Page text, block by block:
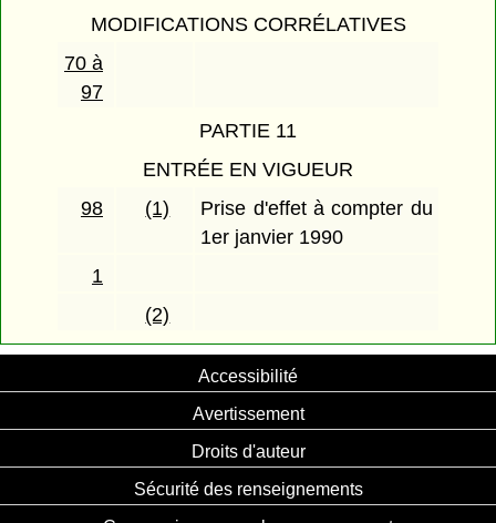
MODIFICATIONS CORRÉLATIVES
70 à
97
PARTIE 11
ENTRÉE EN VIGUEUR
98
(1)
Prise d'effet à compter du
1er janvier 1990
1
(2)
Accessibilité
Avertissement
Droits d'auteur
Sécurité des renseignements